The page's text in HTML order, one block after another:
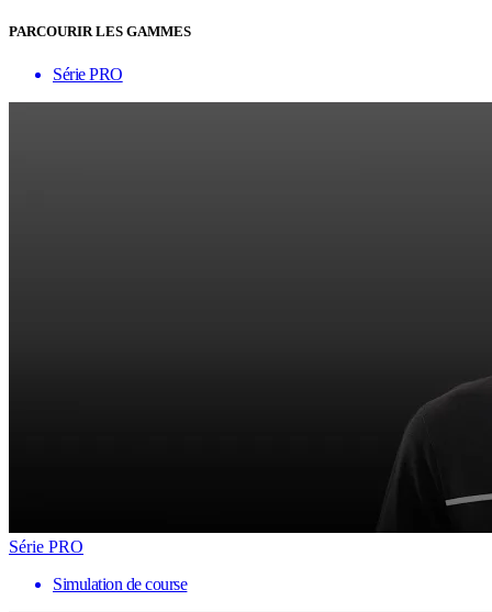
PARCOURIR LES GAMMES
Série PRO
Série PRO
Simulation de course